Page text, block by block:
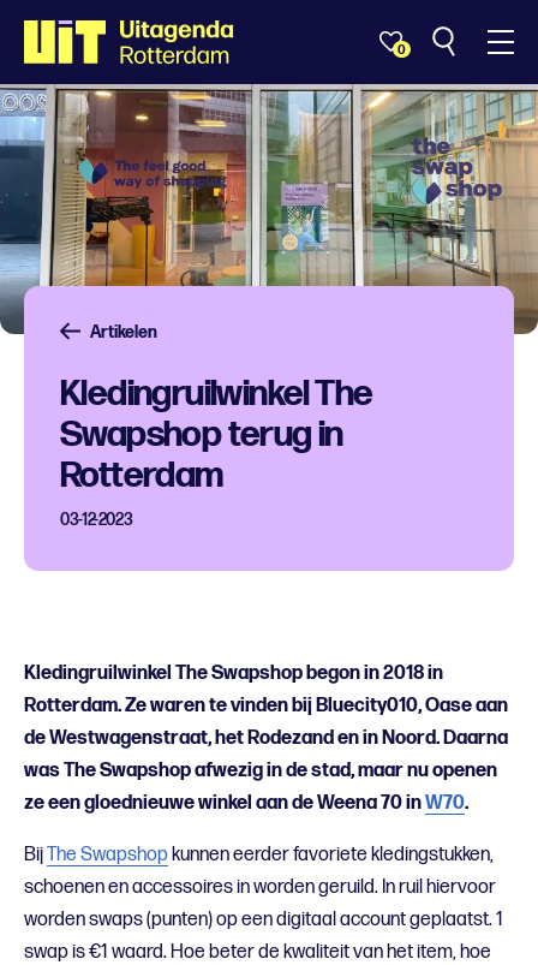
0
Artikelen
Kledingruilwinkel The
Swapshop terug in
Rotterdam
03-12-2023
Kledingruilwinkel The Swapshop begon in 2018 in
Rotterdam. Ze waren te vinden bij Bluecity010, Oase aan
de Westwagenstraat, het Rodezand en in Noord. Daarna
was The Swapshop afwezig in de stad, maar nu openen
ze een gloednieuwe winkel aan de Weena 70 inW70.
BijThe Swapshopkunnen eerder favoriete kledingstukken,
schoenen en accessoires in worden geruild. In ruil hiervoor
worden swaps (punten) op een digitaal account geplaatst. 1
swap is €1 waard. Hoe beter de kwaliteit van het item, hoe